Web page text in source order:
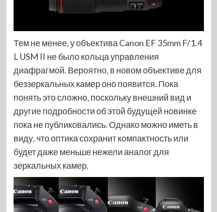
Тем не менее, у объектива Canon EF 35mm F/1.4
L USM II не было кольца управления
диафрагмой. Вероятно, в новом объективе для
беззеркальных камер оно появится. Пока
понять это сложно, поскольку внешний вид и
другие подробности об этой будущей новинке
пока не публиковались. Однако можно иметь в
виду, что оптика сохранит компактность или
будет даже меньше нежели аналог для
зеркальных камер.